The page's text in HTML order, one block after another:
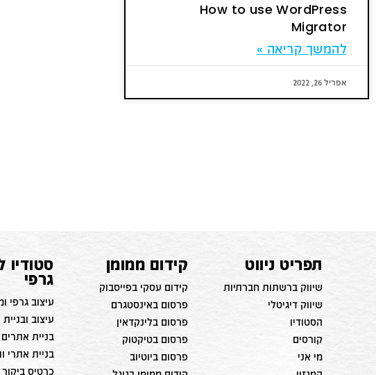
How to use WordPress
Migrator
להמשך קריאה »
אפריל 26, 2022
תפריט ניווט
שיווק ברשתות חברתיות
שיווק דיגיטלי
הסטודיו
קורסים
מי אני
קידום ממומן
קידום עסקי בפייסבוק
פרסום באינסטגרם
פרסום בלינקדאין
פרסום בטיקטוק
פרסום ביוטיוב
סטודיו
גרפי
עיצוב גרפי
עיצוב
בניית
בניית אתרי
כרטיס ביקור